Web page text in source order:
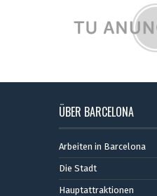
ÜBER BARCELONA
Arbeiten in Barcelona
Die Stadt
Hauptattraktionen